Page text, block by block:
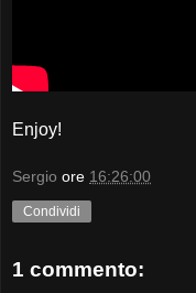
Enjoy!
Sergio ore 16:26:00
Condividi
1 commento: